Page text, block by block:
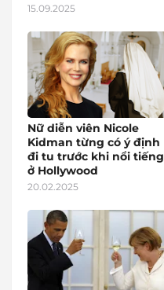
15.09.2025
Nữ diễn viên Nicole
Kidman từng có ý định
đi tu trước khi nổi tiếng
ở Hollywood
20.02.2025